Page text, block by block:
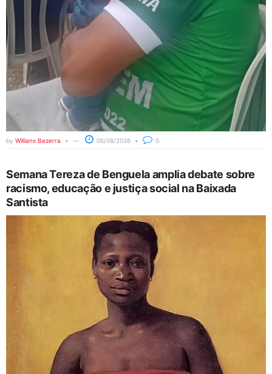
by Willians Bezerra 05/08/2026 0
Semana Tereza de Benguela amplia debate sobre
racismo, educação e justiça social na Baixada
Santista